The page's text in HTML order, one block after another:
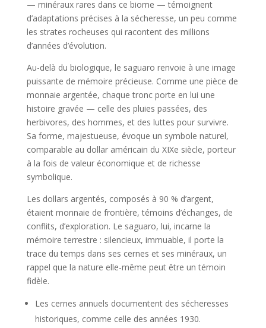
— minéraux rares dans ce biome — témoignent
d’adaptations précises à la sécheresse, un peu comme
les strates rocheuses qui racontent des millions
d’années d’évolution.
Au-delà du biologique, le saguaro renvoie à une image
puissante de mémoire précieuse. Comme une pièce de
monnaie argentée, chaque tronc porte en lui une
histoire gravée — celle des pluies passées, des
herbivores, des hommes, et des luttes pour survivre.
Sa forme, majestueuse, évoque un symbole naturel,
comparable au dollar américain du XIXe siècle, porteur
à la fois de valeur économique et de richesse
symbolique.
Les dollars argentés, composés à 90 % d’argent,
étaient monnaie de frontière, témoins d’échanges, de
conflits, d’exploration. Le saguaro, lui, incarne la
mémoire terrestre : silencieux, immuable, il porte la
trace du temps dans ses cernes et ses minéraux, un
rappel que la nature elle-même peut être un témoin
fidèle.
Les cernes annuels documentent des sécheresses
historiques, comme celle des années 1930.